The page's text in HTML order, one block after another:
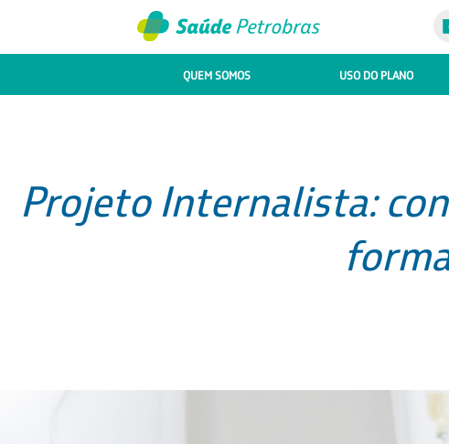
QUEM SOMOS USO DO PLANO
Projeto Internalista: